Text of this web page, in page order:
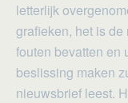
letterlijk
grafieken, het is
fouten bevatten en
beslissing maken
nieuwsbrief leest.